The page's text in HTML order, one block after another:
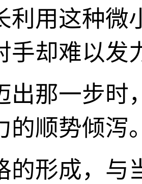
利用这种微
手却难以发
出那一步时
的顺势倾泻
的形成，与